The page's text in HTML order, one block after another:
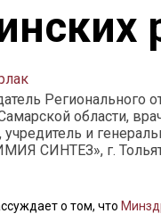
Регионального
области,
учредитель и
СИНТЕЗ», г.
о том, что